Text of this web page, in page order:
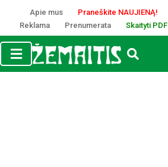
Apie mus
Praneškite NAUJIENĄ!
Reklama
Prenumerata Skaityti PDF